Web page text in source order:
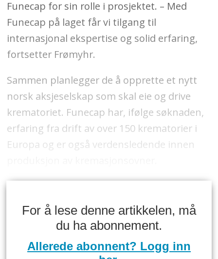
Funecap for sin rolle i prosjektet. – Med
Funecap på laget får vi tilgang til
internasjonal ekspertise og solid erfaring,
fortsetter Frømyhr.
Sammen planlegger de å opprette et nytt
norsk aksjeselskap som skal eie og drive
krematoriet. Funecap har, ifølge søknaden,
erfaring fra drift av over 150 krematorier i
Europa og er også verdensledende innen
For å lese denne artikkelen, må
du ha abonnement.
Allerede abonnent? Logg inn